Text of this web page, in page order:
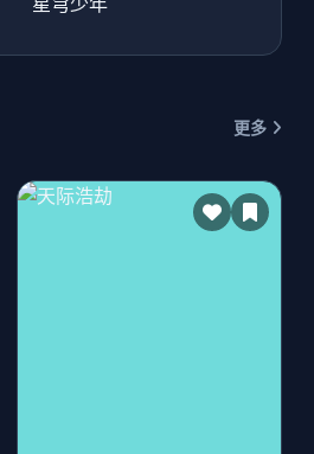
星穹少年
更多